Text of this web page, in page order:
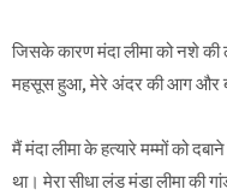
जिसके कारण मंदा लीमा को नशे
महसूस हुआ, मेरे अंदर की आग और
मैं मंदा लीमा के हत्यारे मम्मों को
था। मेरा सीधा लंड मंडा लीमा की